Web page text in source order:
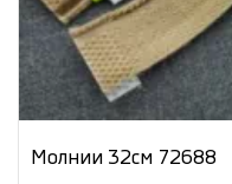
Молнии 32см 72688